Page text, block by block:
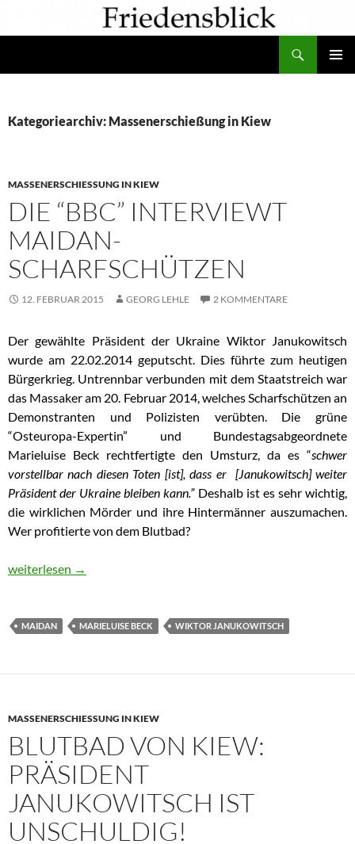
Kategoriearchiv: Massenerschießung in Kiew
MASSENERSCHIESSUNG IN KIEW
DIE “BBC” INTERVIEWT
MAIDAN-
SCHARFSCHÜTZEN
12. FEBRUAR 2015 GEORG LEHLE 2 KOMMENTARE
Der gewählte Präsident der Ukraine Wiktor Janukowitsch
wurde am 22.02.2014 geputscht. Dies führte zum heutigen
Bürgerkrieg. Untrennbar verbunden mit dem Staatstreich war
das Massaker am 20. Februar 2014, welches Scharfschützen an
Demonstranten und Polizisten verübten. Die grüne
“Osteuropa-Expertin” und Bundestagsabgeordnete
Marieluise Beck rechtfertigte den Umsturz, da es “schwer
vorstellbar nach diesen Toten [ist], dass er [Janukowitsch]weiter
Präsident der Ukraine bleiben kann.”Deshalb ist es sehr wichtig,
die wirklichen Mörder und ihre Hintermänner auszumachen.
Wer profitierte von dem Blutbad?
Die “BBC” interviewt Maidan-Scharfschützen
weiterlesen →
MAIDAN MARIELUISE BECK WIKTOR JANUKOWITSCH
MASSENERSCHIESSUNG IN KIEW
BLUTBAD VON KIEW:
PRÄSIDENT
JANUKOWITSCH IST
UNSCHULDIG!